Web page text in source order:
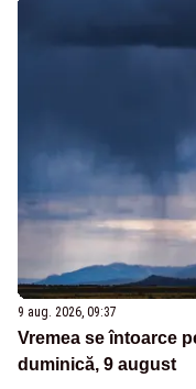
9 aug. 2026, 09:37
Vremea se întoarce
duminică, 9 august